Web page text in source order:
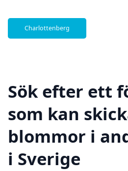
Charlottenberg
Sök efter ett
som kan
blommor i
i Sverige